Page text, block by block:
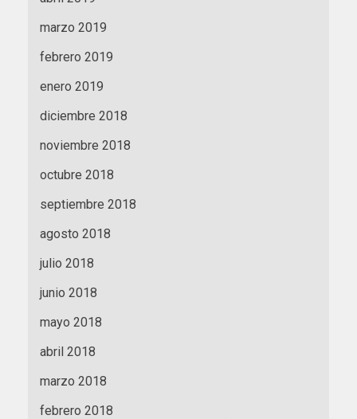
marzo 2019
febrero 2019
enero 2019
diciembre 2018
noviembre 2018
octubre 2018
septiembre 2018
agosto 2018
julio 2018
junio 2018
mayo 2018
abril 2018
marzo 2018
febrero 2018